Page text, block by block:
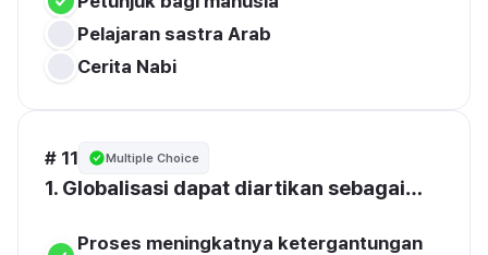
Pelajaran sastra Arab
Cerita Nabi
# 11 Multiple Choice
1. Globalisasi dapat diartikan sebagai…
Proses meningkatnya ketergantungan